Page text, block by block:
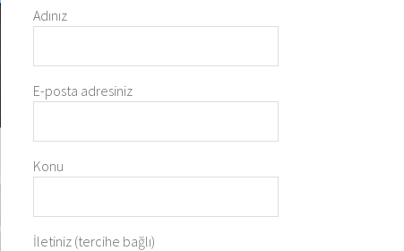
Adınız
E-posta adresiniz
Konu
İletiniz (tercihe bağlı)